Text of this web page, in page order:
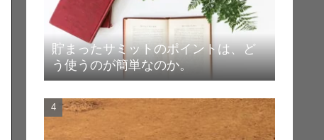
貯まったサミットのポイントは、ど
う使うのが簡単なのか。